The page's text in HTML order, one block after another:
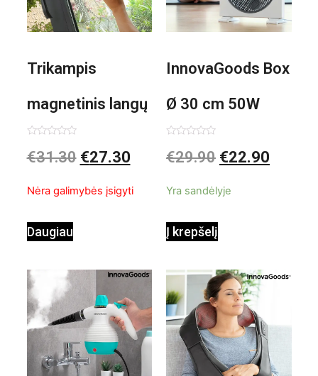
Trikampis
magnetinis langų
valiklis Klinmag
0
iš
€31.30 €27.30
Nėra galimybės įsigyti
Daugiau
InnovaGoods Box
Ø 30 cm 50W
Baltai pilkas
0
iš
€29.90 €22.90
Yra sandėlyje
Į krepšelį